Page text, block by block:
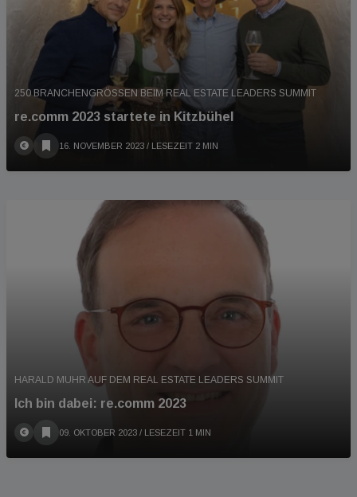
250 BRANCHENGRÖSSEN BEIM REAL ESTATE LEADERS SUMMIT
re.comm 2023 startete in Kitzbühel
16. NOVEMBER 2023 / LESEZEIT 2 MIN
HARALD MUHR AUF DEM REAL ESTATE LEADERS SUMMIT
Ich bin dabei: re.comm 2023
09. OKTOBER 2023 / LESEZEIT 1 MIN